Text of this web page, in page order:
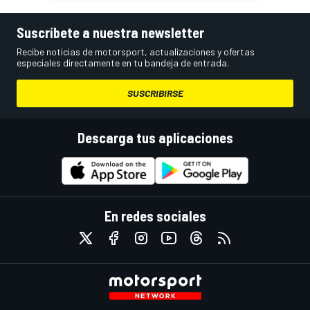
Suscríbete a nuestra newsletter
Recibe noticias de motorsport, actualizaciones y ofertas
especiales directamente en tu bandeja de entrada.
SUSCRIBIRSE
Descarga tus aplicaciones
En redes sociales